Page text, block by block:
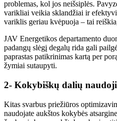
problemas, kol jos neišsiplės.
varikliai veikia sklandžiai ir
variklis geriau kvėpuoja – tai
JAV Energetikos departamento
padangų slėgį degalų rida gali
paprastas patikrinimas kartą per
žymiai sutaupyti.
2- Kokybiškų dalių
Kitas svarbus priežiūros
naudojate aukštos kokybės